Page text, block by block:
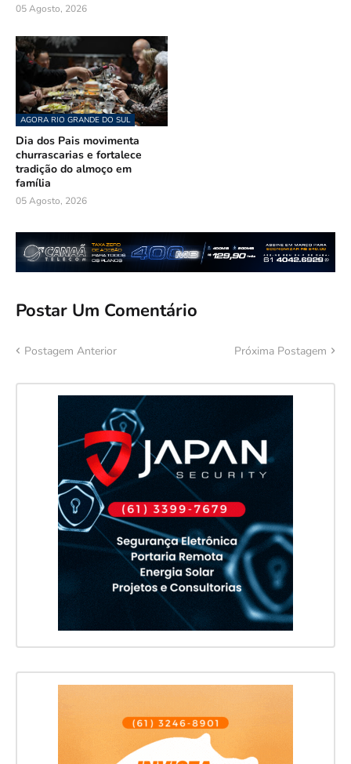
05 Agosto, 2026
AGORA RIO GRANDE DO SUL
Dia dos Pais movimenta
churrascarias e fortalece
tradição do almoço em
família
05 Agosto, 2026
Postar Um Comentário
Postagem Anterior Próxima Postagem